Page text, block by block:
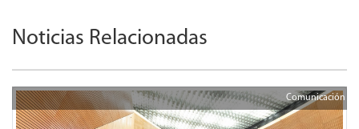
Noticias Relacionadas
Comunicación